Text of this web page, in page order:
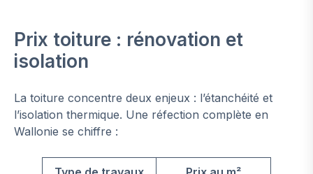
Prix toiture : rénovation et
isolation
La toiture concentre deux enjeux : l’étanchéité et
l’isolation thermique. Une réfection complète en
Wallonie se chiffre :